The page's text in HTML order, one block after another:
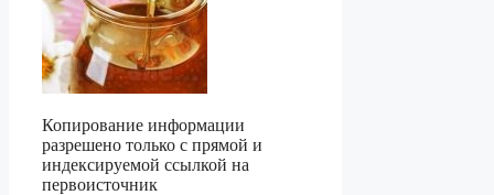
Копирование информации
разрешено только с прямой и
индексируемой ссылкой на
первоисточник